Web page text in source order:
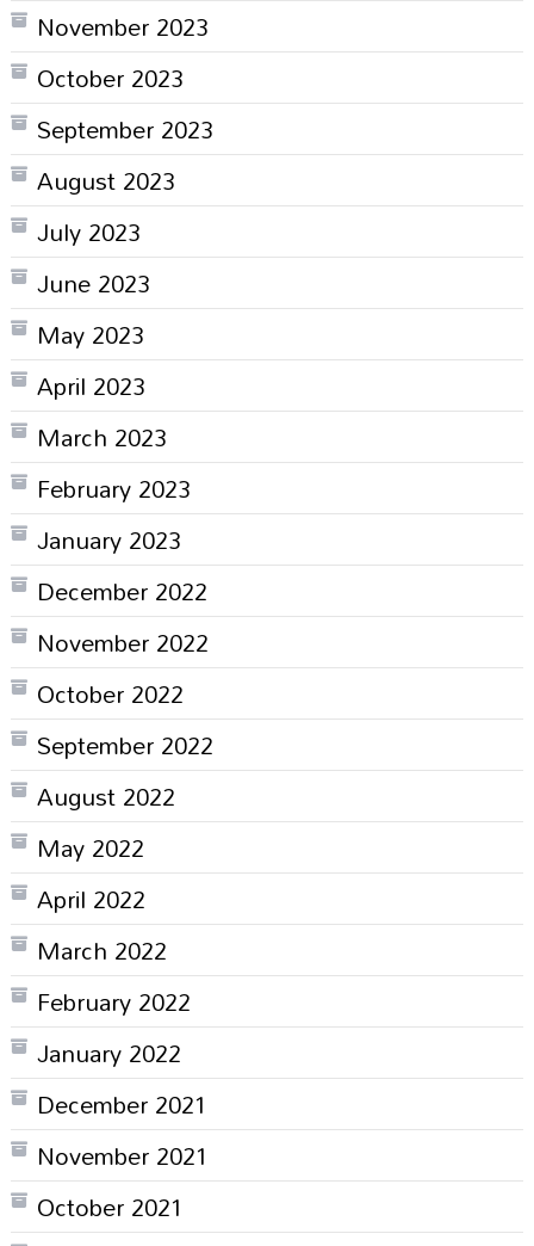
November 2023
October 2023
September 2023
August 2023
July 2023
June 2023
May 2023
April 2023
March 2023
February 2023
January 2023
December 2022
November 2022
October 2022
September 2022
August 2022
May 2022
April 2022
March 2022
February 2022
January 2022
December 2021
November 2021
October 2021